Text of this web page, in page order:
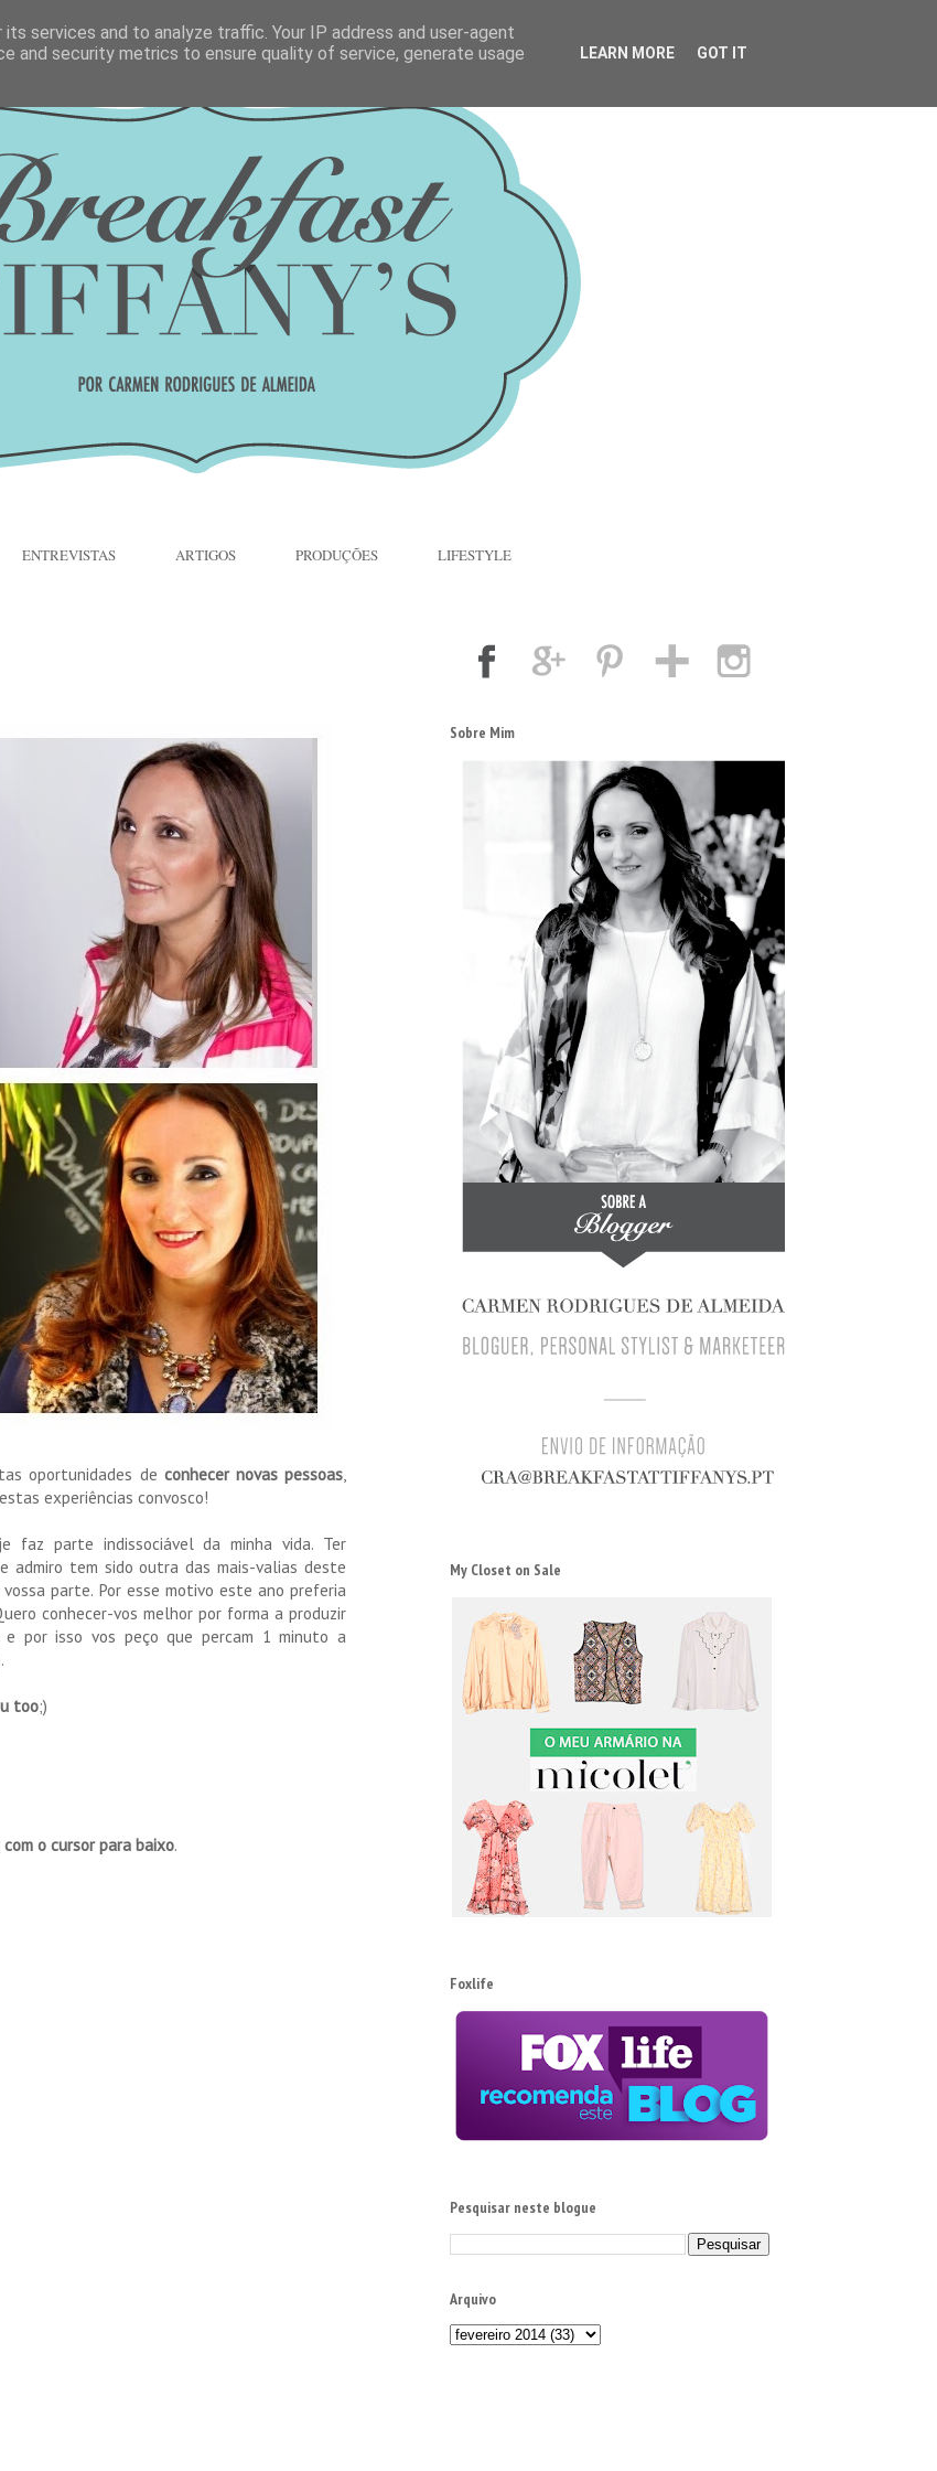
ENTREVISTAS ARTIGOS PRODUÇÕES LIFESTYLE
oportunidades de conhecer novas pessoas
experiências convosco!
faz parte indissociável da minha vida. Ter
admiro tem sido outra das mais-valias deste
parte. Por esse motivo este ano preferia
conhecer-vos melhor por forma a produzir
por isso vos peço que percam 1 minuto a
too;)
o cursor para baixo.
Sobre Mim
My Closet on Sale
Foxlife
Pesquisar neste blogue
Arquivo
services and to analyze traffic. Your IP address and user-agent
and security metrics to ensure quality of service, generate usage
LEARN MORE GOT IT